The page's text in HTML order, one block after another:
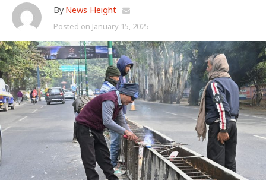
By News Height
Posted on January 15, 2025